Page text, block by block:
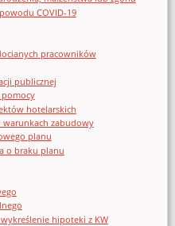
COVID-19
pracowników
publicznej
pomocy
hotelarskich
warunkach zabudowy
planu
o braku planu
hipoteki z KW